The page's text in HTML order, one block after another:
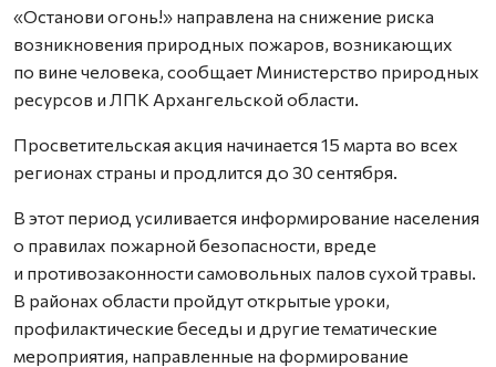
«Останови огонь!» направлена на снижение риска
возникновения природных пожаров, возникающих
по вине человека, сообщает Министерство природных
ресурсов и ЛПК Архангельской области.
Просветительская акция начинается 15 марта во всех
регионах страны и продлится до 30 сентября.
В этот период усиливается информирование населения
о правилах пожарной безопасности, вреде
и противозаконности самовольных палов сухой травы.
В районах области пройдут открытые уроки,
профилактические беседы и другие тематические
мероприятия, направленные на формирование